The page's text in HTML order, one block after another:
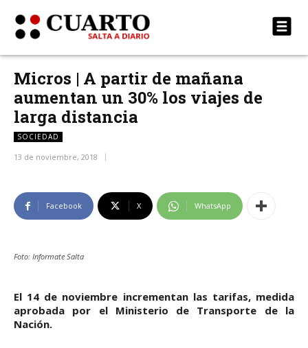
Micros | A partir de mañana
aumentan un 30% los viajes de
larga distancia
SOCIEDAD
13 de noviembre, 2018
Facebook X WhatsApp
Foto: Informate Salta
El 14 de noviembre incrementan las tarifas, medida
aprobada por el Ministerio de Transporte de la
Nación.